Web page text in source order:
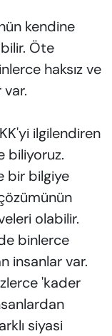
kendine
Öte
haksız ve
ilgilendiren
biliyoruz.
bir bilgiye
olabilir.
binlerce
insanlar var.
'kader
siyasi